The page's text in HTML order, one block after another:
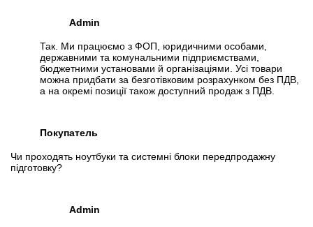
Admin
Так. Ми працюємо з ФОП, юридичними особами,
державними та комунальними підприємствами,
бюджетними установами й організаціями. Усі товари
можна придбати за безготівковим розрахунком без ПДВ,
а на окремі позиції також доступний продаж з ПДВ.
Покупатель
Чи проходять ноутбуки та системні блоки передпродажну
підготовку?
Admin